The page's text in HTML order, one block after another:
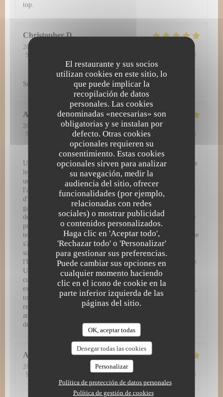
El restaurante y sus socios
utilizan cookies en este sitio, lo
que puede implicar la
recopilación de datos
personales. Las cookies
denominadas «necesarias» son
obligatorias y se instalan por
defecto. Otras cookies
opcionales requieren su
consentimiento. Estas cookies
opcionales sirven para analizar
su navegación, medir la
audiencia del sitio, ofrecer
funcionalidades (por ejemplo,
relacionadas con redes
sociales) o mostrar publicidad
o contenidos personalizados.
Haga clic en 'Aceptar todo',
'Rechazar todo' o 'Personalizar'
para gestionar sus preferencias.
Puede cambiar sus opciones en
cualquier momento haciendo
clic en el icono de cookie en la
parte inferior izquierda de las
páginas del sitio.
OK, aceptar todas
Denegar todas las cookies
Personalizar
Política de protección de datos personales
Política de gestión de cookies
top.
Christopher D
2026-07-30
Servicio
/5
Super découverte. Tout simplement excellent !
Amy
2026-07-29
- 12:30 - Invitados 3
Servicio
Ambiente: 5/5 Menú : 5/5 Calidad / Precio /5
Une expérience gastronomique d'exception à L'Atelier 28 Dès
le passage de la porte, L'Atelier 28 vous plonge dans un
univers culinaire raffiné et inoubliable. Chaque détail, de
l'ambiance chaleureuse jusqu'à la dernière bouchée, témoigne
d'une passion authentique pour la haute gastronomie. Une
gastronomie remarquable et visuelle Les assiettes servies sont
de véritables œuvres d'art. Chaque plat arrive dressé avec une
précision chirurgicale, mêlant couleurs vibrantes, jeux de
textures et présentations d'une élégance rare. Mais la beauté ne
s'arrête pas au visuel : en bouche, les associations de saveurs
sont parfaitement équilibrées, audacieuses, et mettent à
l'honneur des produits de saison d'une fraîcheur irréprochable.
Un service irréprochable et chaleureux Pour sublimer cette
cuisine d'exception, le service se montre tout simplement
exemplaire. L'équipe fait preuve d'un grand professionalisme,
tout en restant fluide, prévenante et jamais intrusive. Entre
recommandations avisées, rythme parfait entre les plats et
attentions délicates, on se sent véritablement privilégié du
début à la fin du repas.
Alena
2026-07-28
- 19:00 - Invitados 2
Servicio
: 5/5 Menú: 5/5 /5